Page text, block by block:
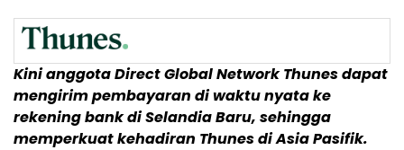
Kini anggota Direct Global Network Thunes dapat
mengirim pembayaran di waktu nyata ke
rekening bank di Selandia Baru, sehingga
memperkuat kehadiran Thunes di Asia Pasifik.